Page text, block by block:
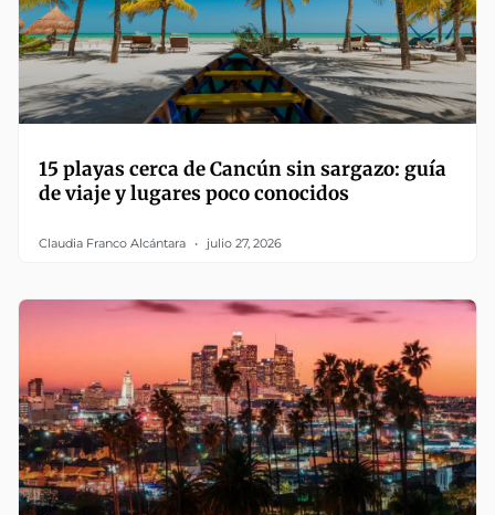
15 playas cerca de Cancún sin sargazo: guía
de viaje y lugares poco conocidos
Claudia Franco Alcántara julio 27, 2026